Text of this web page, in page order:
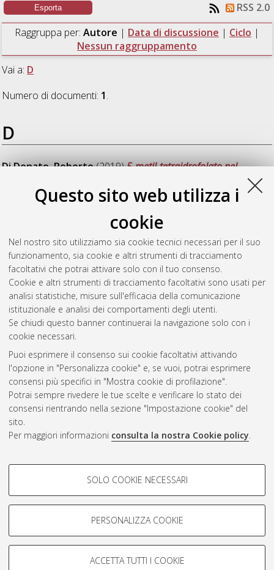
Questo sito web utilizza i
cookie
Nel nostro sito utilizziamo sia cookie tecnici necessari per il suo
funzionamento, sia cookie e altri strumenti di tracciamento
facoltativi che potrai attivare solo con il tuo consenso.
Cookie e altri strumenti di tracciamento facoltativi sono usati per
analisi statistiche, misure sull'efficacia della comunicazione
istituzionale e analisi dei comportamenti degli utenti.
Se chiudi questo banner continuerai la navigazione solo con i
cookie necessari.
Puoi esprimere il consenso sui cookie facoltativi attivando
l'opzione in "Personalizza cookie" e, se vuoi, potrai esprimere
consensi più specifici in "Mostra cookie di profilazione".
Potrai sempre rivedere le tue scelte e verificare lo stato dei
consensi rientrando nella sezione "Impostazione cookie" del
sito.
Per maggiori informazioni consulta la nostra Cookie policy.
COOKIE DI PROFILAZIONE -
Si tratta di cookie utilizzati per analizzare le caratteristiche della
navigazione degli utenti, creare profili in base al loro comportamento
Mostra cookie di profilazione
SOLO COOKIE NECESSARI
PERSONALIZZA COOKIE
ACCETTA TUTTI I COOKIE
RSS 2.0
Raggruppa per: Autore | Data di discussione | Ciclo |
Nessun raggruppamento
Vai a: D
Numero di documenti: 1.
D
Di Donato, Roberto(2019)5-metil-tetraidrofolato nel
trattamento dell'ipertensione portale in pazienti con cirrosi e in
profilassi farmacologica con beta-bloccanti per il rischio di
sanguinamento da varici esofagee: trial randomizzato in
doppio cieco controllato con placebo, [Dissertation thesis],
Alma Mater Studiorum Università di Bologna. Dottorato di
ricerca inScienze chirurgiche , 31 Ciclo. DOI
10.48676/unibo/amsdottorato/8944.
Questa lista e' stata generata il Wed Aug 5 20:43:49 2026
Atom
Rss 1.0
Rss 2.0
ISSN: 2038-7946
Impostazioni Cookie
Informativa sulla privacy
Condizioni d’uso del sito